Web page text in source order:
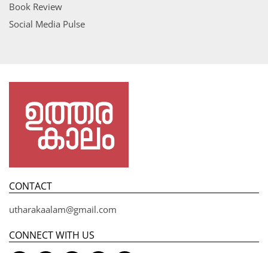
Book Review
Social Media Pulse
CONTACT
utharakaalam@gmail.com
CONNECT WITH US